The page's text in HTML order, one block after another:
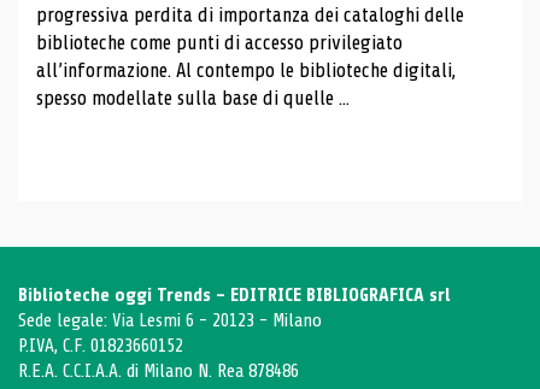
progressiva perdita di importanza dei cataloghi delle
biblioteche come punti di accesso privilegiato
all’informazione. Al contempo le biblioteche digitali,
spesso modellate sulla base di quelle ...
Biblioteche oggi Trends - EDITRICE BIBLIOGRAFICA srl
Sede legale: Via Lesmi 6 - 20123 - Milano
P.IVA, C.F. 01823660152
R.E.A. C.C.I.A.A. di Milano N. Rea 878486